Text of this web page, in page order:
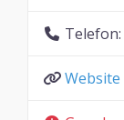
Telefon:
Website